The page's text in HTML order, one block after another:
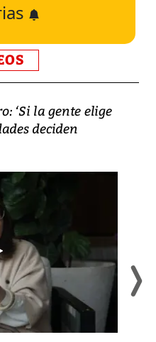
‘Si la gente elige
deciden